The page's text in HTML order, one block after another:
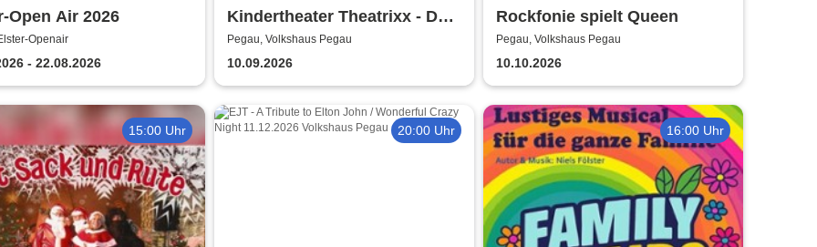
Open Air 2026
Openair
- 22.08.2026
Kindertheater Theatrixx - Das
Neinhorn und der Geburtstag
Pegau, Volkshaus Pegau
10.09.2026
Rockfonie spielt Queen
Pegau, Volkshaus Pegau
10.10.2026
15:00 Uhr 20:00 Uhr 16:00 Uhr